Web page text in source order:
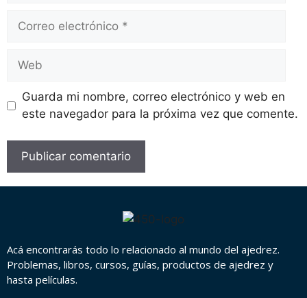
Guarda mi nombre, correo electrónico y web en
este navegador para la próxima vez que comente.
Acá encontrarás todo lo relacionado al mundo del ajedrez.
Problemas, libros, cursos, guías, productos de ajedrez y
hasta películas.